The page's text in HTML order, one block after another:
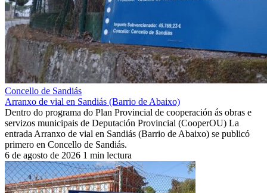
Concello de Sandiás
Arranxo de vial en Sandiás (Barrio de Abaixo)
Dentro do programa do Plan Provincial de cooperación ás obras e
servizos municipais de Deputación Provincial (CooperOU) La
entrada Arranxo de vial en Sandiás (Barrio de Abaixo) se publicó
primero en Concello de Sandiás.
6 de agosto de 2026 1 min lectura